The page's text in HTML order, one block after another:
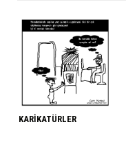
KARIKATÜRLER